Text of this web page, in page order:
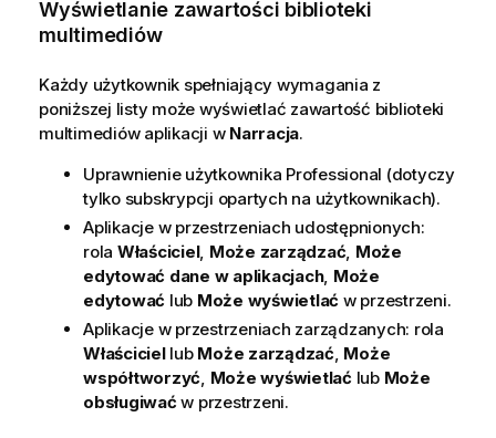
Wyświetlanie zawartości biblioteki
multimediów
Każdy użytkownik spełniający wymagania z
poniższej listy może wyświetlać zawartość biblioteki
multimediów aplikacji w Narracja.
Uprawnienie użytkownika Professional (dotyczy
tylko subskrypcji opartych na użytkownikach).
Aplikacje w przestrzeniach udostępnionych:
rola Właściciel, Może zarządzać, Może
edytować dane w aplikacjach, Może
edytować lub Może wyświetlać w przestrzeni.
Aplikacje w przestrzeniach zarządzanych: rola
Właściciellub Może zarządzać, Może
współtworzyć, Może wyświetlać lub Może
obsługiwać w przestrzeni.